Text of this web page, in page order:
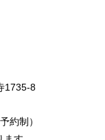
1735-8
約制）